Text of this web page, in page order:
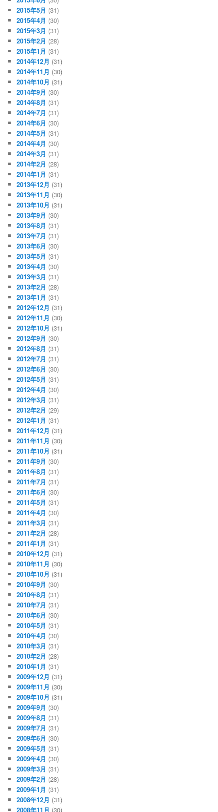
2015年5月 (31)
2015年4月 (30)
2015年3月 (31)
2015年2月 (28)
2015年1月 (31)
2014年12月 (31)
2014年11月 (30)
2014年10月 (31)
2014年9月 (30)
2014年8月 (31)
2014年7月 (31)
2014年6月 (30)
2014年5月 (31)
2014年4月 (30)
2014年3月 (31)
2014年2月 (28)
2014年1月 (31)
2013年12月 (31)
2013年11月 (30)
2013年10月 (31)
2013年9月 (30)
2013年8月 (31)
2013年7月 (31)
2013年6月 (30)
2013年5月 (31)
2013年4月 (30)
2013年3月 (31)
2013年2月 (28)
2013年1月 (31)
2012年12月 (31)
2012年11月 (30)
2012年10月 (31)
2012年9月 (30)
2012年8月 (31)
2012年7月 (31)
2012年6月 (30)
2012年5月 (31)
2012年4月 (30)
2012年3月 (31)
2012年2月 (29)
2012年1月 (31)
2011年12月 (31)
2011年11月 (30)
2011年10月 (31)
2011年9月 (30)
2011年8月 (31)
2011年7月 (31)
2011年6月 (30)
2011年5月 (31)
2011年4月 (30)
2011年3月 (31)
2011年2月 (28)
2011年1月 (31)
2010年12月 (31)
2010年11月 (30)
2010年10月 (31)
2010年9月 (30)
2010年8月 (31)
2010年7月 (31)
2010年6月 (30)
2010年5月 (31)
2010年4月 (30)
2010年3月 (31)
2010年2月 (28)
2010年1月 (31)
2009年12月 (31)
2009年11月 (30)
2009年10月 (31)
2009年9月 (30)
2009年8月 (31)
2009年7月 (31)
2009年6月 (30)
2009年5月 (31)
2009年4月 (30)
2009年3月 (31)
2009年2月 (28)
2009年1月 (31)
2008年12月 (31)
2008年11月 (30)